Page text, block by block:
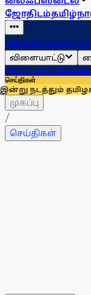
ஜோதிடம்
முகப்புதற்போதைய
விளையாட்டு
ஜோதிடம்தமிழ்நாடு
செய்திகள்
தமிழக
முகப்பு
/
செய்திகள்